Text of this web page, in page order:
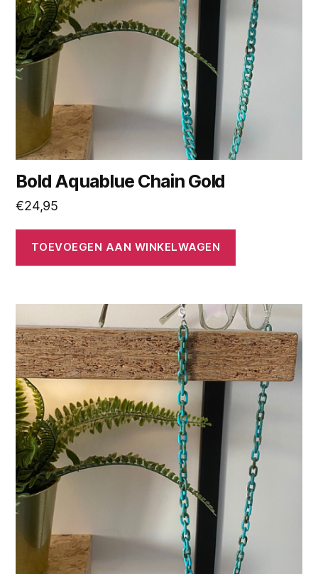
Bold Aquablue Chain Gold
€24,95
TOEVOEGEN AAN WINKELWAGEN